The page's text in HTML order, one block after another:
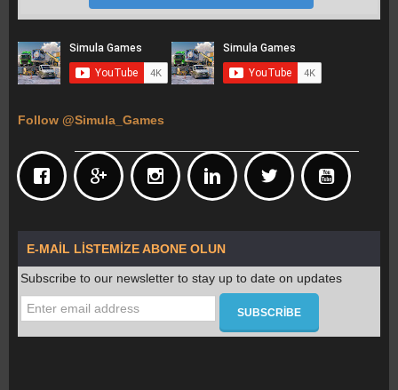
Follow @Simula_Games
E-MAIL LISTEMIZE ABONE OLUN
Subscribe to our newsletter to stay up to date on updates